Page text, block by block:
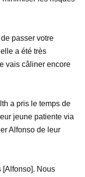
passer votre
a été très
vais câliner encore
a pris le temps de
jeune patiente via
Alfonso de leur
[Alfonso]. Nous